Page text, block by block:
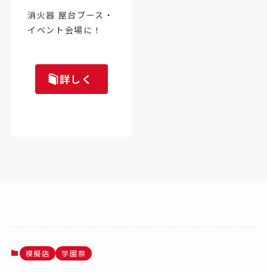
消火器 屋台ブース・
イベント会場に！
詳しく
模擬店 学園祭